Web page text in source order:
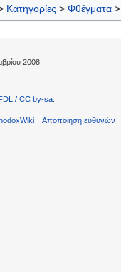
Κατηγορίες > Φθέγματα >
2008.
/ CC by-sa
Αποποίηση ευθυνών